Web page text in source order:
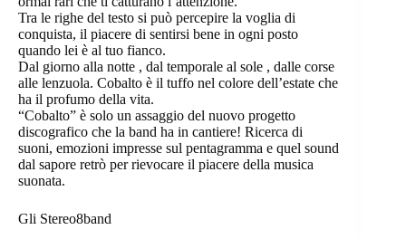
Tra le righe del testo si può percepire la voglia di
conquista, il piacere di sentirsi bene in ogni posto
quando lei è al tuo fianco.
Dal giorno alla notte , dal temporale al sole , dalle corse
alle lenzuola. Cobalto è il tuffo nel colore dell’estate che
ha il profumo della vita.
“Cobalto” è solo un assaggio del nuovo progetto
discografico che la band ha in cantiere! Ricerca di
suoni, emozioni impresse sul pentagramma e quel sound
dal sapore retrò per rievocare il piacere della musica
suonata.
Gli Stereo8band